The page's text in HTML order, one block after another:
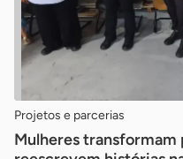
Projetos e parcerias
Mulheres transformam